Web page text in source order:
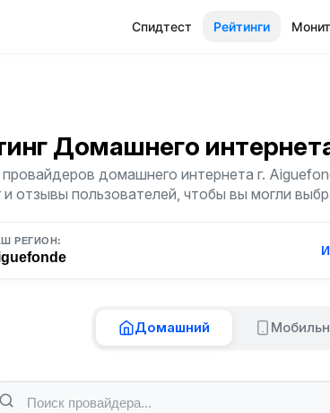
Спидтест Рейтинги
Домашнего
домашнего интернета г.
и отзывы пользователей, чтобы вы могли
РЕГИОН:
Домашний